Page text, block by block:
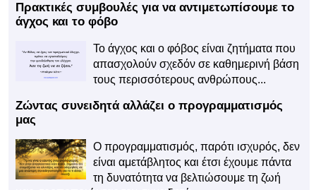
Πρακτικές συμβουλές για να αντιμετωπίσουμε το
άγχος και το φόβο
Το άγχος και ο φόβος είναι ζητήματα που
απασχολούν σχεδόν σε καθημερινή βάση
τους περισσότερους ανθρώπους...
Ζώντας συνειδητά αλλάζει ο προγραμματισμός
μας
Ο προγραμματισμός, παρότι ισχυρός, δεν
είναι αμετάβλητος και έτσι έχουμε πάντα
τη δυνατότητα να βελτιώσουμε τη ζωή